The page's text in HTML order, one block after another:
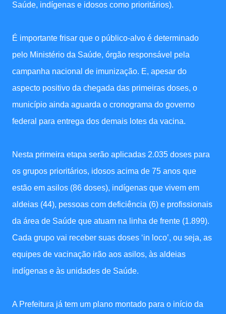
Saúde, indígenas e idosos como prioritários).
É importante frisar que o público-alvo é determinado
pelo Ministério da Saúde, órgão responsável pela
campanha nacional de imunização. E, apesar do
aspecto positivo da chegada das primeiras doses, o
município ainda aguarda o cronograma do governo
federal para entrega dos demais lotes da vacina.
Nesta primeira etapa serão aplicadas 2.035 doses para
os grupos prioritários, idosos acima de 75 anos que
estão em asilos (86 doses), indígenas que vivem em
aldeias (44), pessoas com deficiência (6) e profissionais
da área de Saúde que atuam na linha de frente (1.899).
Cada grupo vai receber suas doses ‘in loco’, ou seja, as
equipes de vacinação irão aos asilos, às aldeias
indígenas e às unidades de Saúde.
A Prefeitura já tem um plano montado para o início da